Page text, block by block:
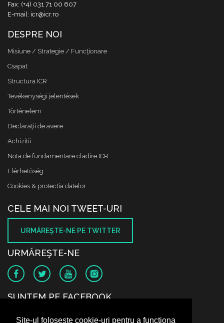
Site-ul folosește cookie-uri pentru a funcționa
Fax: (+4) 031 71 00 607
E-mail: icr@icr.ro
DESPRE NOI
Misiune / Strategie / Funcţionare
Csapat
Structura ICR
Tevékenységi jelentések
Történelem
Declaraţii de avere
Achizitii
Nota de fundamentare cladire ICR
Elérhetőség
Cookies & protectia datelor
CELE MAI NOI TWEET-URI
URMĂREŞTE-NE PE TWITTER
URMĂREŞTE-NE
SUNTEM PE FACEBOOK